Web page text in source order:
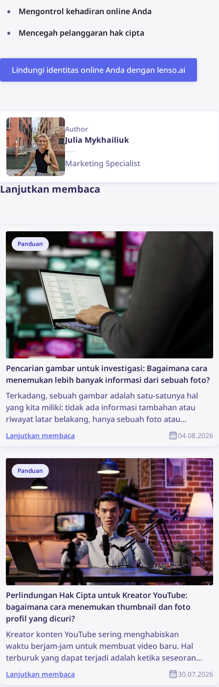
Mengontrol kehadiran online Anda
Mencegah pelanggaran hak cipta
Lindungi identitas online Anda dengan lenso.ai
Author
Julia Mykhailiuk
Marketing Specialist
Lanjutkan membaca
Panduan
Pencarian gambar untuk investigasi: Bagaimana cara
menemukan lebih banyak informasi dari sebuah foto?
Terkadang, sebuah gambar adalah satu-satunya hal
yang kita miliki: tidak ada informasi tambahan atau
riwayat latar belakang, hanya sebuah foto atau
rekaman. Apakah itu cukup untuk memulai
investigasi? Mungkin bukan kondisi yang ideal, tetapi
yang dapat mengungkap informasi berharga dan
mendukung proses investigasi. Jadi, bagaimana cara
menemukan lebih banyak informasi dari sebuah
foto?
Lanjutkan membaca 04.08.2026
Panduan
Perlindungan Hak Cipta untuk Kreator YouTube:
bagaimana cara menemukan thumbnail dan foto
profil yang dicuri?
Kreator konten YouTube sering menghabiskan
waktu berjam-jam untuk membuat video baru. Hal
terburuk yang dapat terjadi adalah ketika seseorang
mencurinya, menggunakannya kembali tanpa izin,
dan kreator tersebut tidak mendapatkan
Lanjutkan membaca 30.07.2026